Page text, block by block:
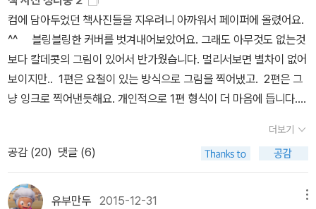
이라는 씁쓸한 사실을 직시하게 해준다.
컴에 담아두었던 책사진들을 지우려니 아까워서 페이퍼에 올렸어요.
^^ 블링블링한 커버를 벗겨내어보았어요. 그래도 아무것도 없는것
보다 칼데콧의 그림이 있어서 반가웠습니다. 멀리서보면 별차이 없어
보이지만.. 1편은 요철이 있는 방식으로 그림을 찍어냈고. 2편은 그
냥 잉크로 찍어낸듯해요. 개인적으로 1편 형식이 더 마음에 듭니다. ^
그의 자화상만 남는 마지막 장면이...너무나 인상 깊게 남았습니
다. 책 뒷편에 책속 내용에 인용된 원본 그림과 제목이 함께 소개되어
있어서 비교해보는것도 좋아요. 추운 겨울밤을 보여준 장면에 웃
음이 났어요. 강아지가 마시는 물이 꽁꽁 얼고, 추위에 상대의 온기로
더보기
공감 (20) 댓글 (6)
유부만두 2015-12-31